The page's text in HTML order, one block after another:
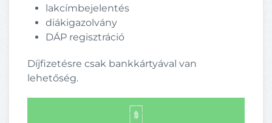
lakcímbejelentés
diákigazolvány
DÁP regisztráció
Díjfizetésre csak bankkártyával van
lehetőség.